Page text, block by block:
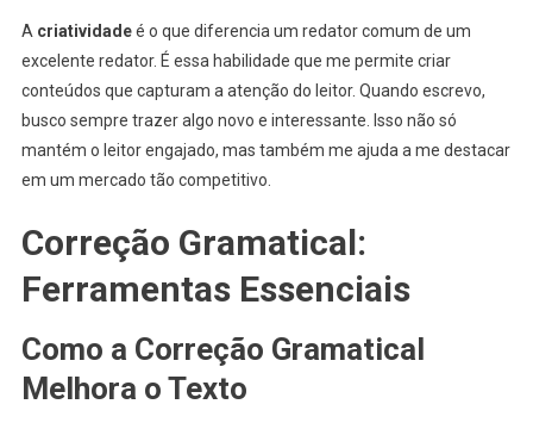
A criatividadeé o que diferencia um redator comum de um
excelente redator. É essa habilidade que me permite criar
conteúdos que capturam a atenção do leitor. Quando escrevo,
busco sempre trazer algo novo e interessante. Isso não só
mantém o leitor engajado, mas também me ajuda a me destacar
em um mercado tão competitivo.
Correção Gramatical:
Ferramentas Essenciais
Como a Correção Gramatical
Melhora o Texto